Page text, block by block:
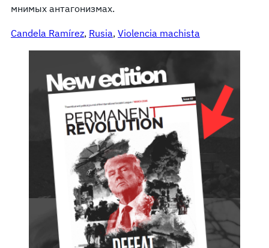
мнимых антагонизмах.
Candela Ramírez, Rusia, Violencia machista